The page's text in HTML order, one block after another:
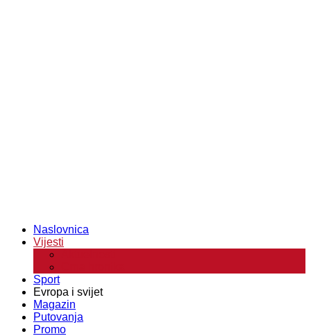
Naslovnica
Vijesti
Sport
Evropa i svijet
Magazin
Putovanja
Promo